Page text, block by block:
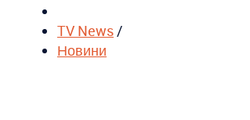
TV News /
Новини